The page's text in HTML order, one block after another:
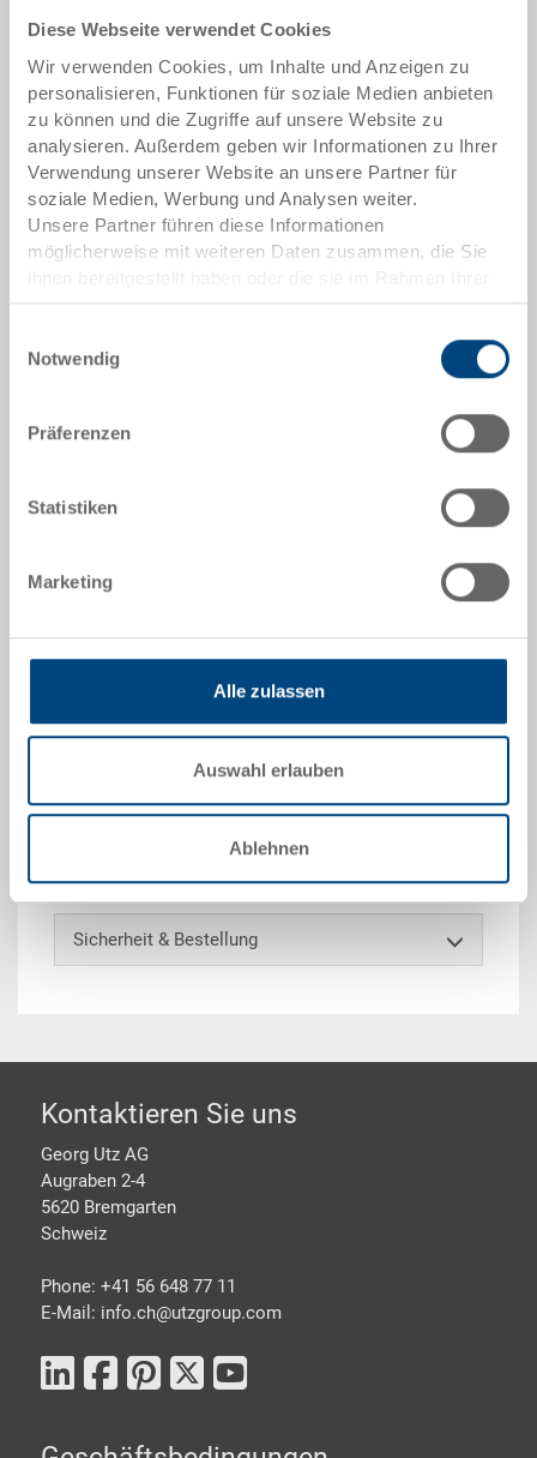
Diese Webseite verwendet Cookies
Wir verwenden Cookies, um Inhalte und Anzeigen zu
personalisieren, Funktionen für soziale Medien anbieten
zu können und die Zugriffe auf unsere Website zu
analysieren. Außerdem geben wir Informationen zu Ihrer
Verwendung unserer Website an unsere Partner für
soziale Medien, Werbung und Analysen weiter.
Unsere Partner führen diese Informationen
möglicherweise mit weiteren Daten zusammen, die Sie
Nutzung der Dienste gesammelt haben.
Notwendig
Präferenzen
Statistiken
Marketing
Alle zulassen
Auswahl erlauben
Ablehnen
In den Warenkorb
Mindestbestellmenge: 500 Stück
Artikeldaten
Bestellnummer
33-1208I-00-00-00 EL.0170
Aussenmasse:
Oberflächenwiderstand 10^4 -10^10 Ohm, schwarz,
aussen 1200x800x150 mm, ohne Verstärkung,
Sonderanfertigungen - Unser Spezialgebiet
Sicherheit & Bestellung
Footer
Kontaktieren Sie uns
Georg Utz AG
Augraben 2-4
5620 Bremgarten
Schweiz
Phone: +41 56 648 77 11
E-Mail: info.ch@utzgroup.com